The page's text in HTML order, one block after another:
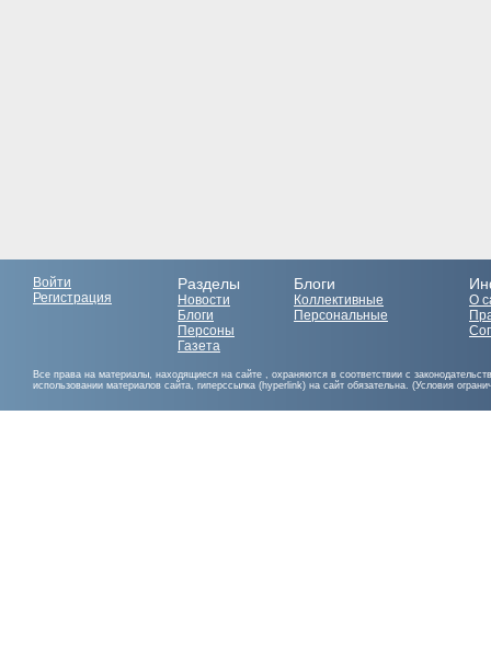
Войти
Регистрация
Разделы
Новости
Блоги
Персоны
Газета
Блоги
Коллективные
Персональные
О
Все права на материалы, находящиеся на сайте , охраняются в соответствии с
использовании материалов сайта, гиперссылка (hyperlink) на сайт обязательна. (Условия